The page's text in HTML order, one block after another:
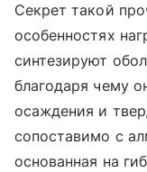
Секрет такой
особенностях
синтезируют
благодаря чему
осаждения и
сопоставимо с
основанная на